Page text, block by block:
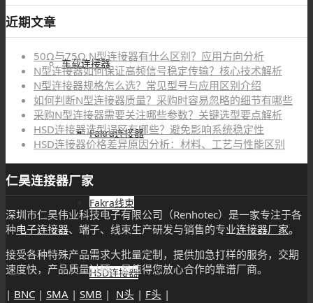
车载连接器
Fakra连接器
Fakra线束
HSD连接器
近期文章
50Ω与75Ω N型连接器有什么区别？应用方向分析
N型连接器如何保证高频信号稳定传输？核心技术解析
N型连接器规格怎么选？常见型号与应用区别介绍
如何判断N型连接器质量？采购时容易忽略的细节有哪些
采购N型连接器需要关注哪些参数？关键选型要点解析
HSD连接器选型误区有哪些？避免影响系统稳定性
HSD连接器价格差异原因分析：材料、工艺与性能区别
仁昊连接器厂家
深圳市仁昊伟业科技电子有限公司（Renhotec）是一家专注于各
种电子连接器、端子、线束生产研发与销售的专业连接器厂家。
接受各种特殊产品需求大批量定制，提供加急打样的服务，交期
速度快，产品质量过硬，是值得您放心合作的靠谱厂商。
| BNC | SMA | SMB | N头 | F头 |